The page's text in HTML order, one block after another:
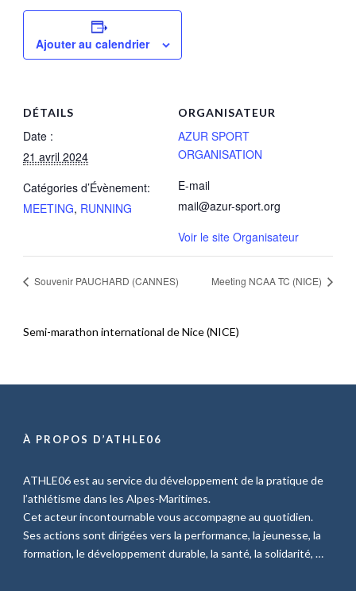
Ajouter au calendrier
DÉTAILS
Date :
21 avril 2024
Catégories d’Évènement:
MEETING, RUNNING
ORGANISATEUR
AZUR SPORT
ORGANISATION
E-mail
mail@azur-sport.org
Voir le site Organisateur
Souvenir PAUCHARD (CANNES) Meeting NCAA TC (NICE)
Semi-marathon international de Nice (NICE)
À PROPOS D’ATHLE06
ATHLE06 est au service du développement de la pratique de
l’athlétisme dans les Alpes-Maritimes.
Cet acteur incontournable vous accompagne au quotidien.
Ses actions sont dirigées vers la performance, la jeunesse, la
formation, le développement durable, la santé, la solidarité, …